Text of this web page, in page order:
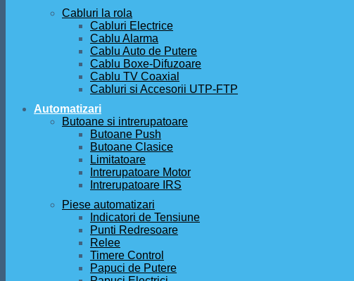
Cabluri la rola
Cabluri Electrice
Cablu Alarma
Cablu Auto de Putere
Cablu Boxe-Difuzoare
Cablu TV Coaxial
Cabluri si Accesorii UTP-FTP
Automatizari
Butoane si intrerupatoare
Butoane Push
Butoane Clasice
Limitatoare
Intrerupatoare Motor
Intrerupatoare IRS
Piese automatizari
Indicatori de Tensiune
Punti Redresoare
Relee
Timere Control
Papuci de Putere